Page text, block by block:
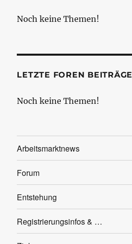
Noch keine Themen!
LETZTE FOREN BEITRÄGE
Noch keine Themen!
Arbeitsmarktnews
Forum
Entstehung
Registrierungsinfos & …